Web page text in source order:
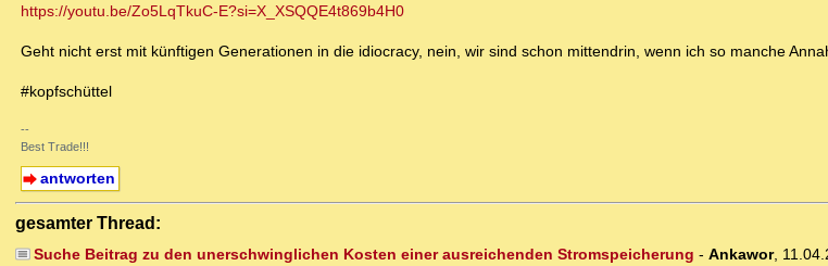
https://youtu.be/Zo5LqTkuC-E?si=X_XSQQE4t869b4H0
Geht nicht erst mit künftigen Generationen in die idiocracy, nein, wir sind schon mittendrin, wenn ich so manche
#kopfschüttel
--
Best Trade!!!
antworten
gesamter Thread:
Suche Beitrag zu den unerschwinglichen Kosten einer ausreichenden Stromspeicherung - Ankawor,